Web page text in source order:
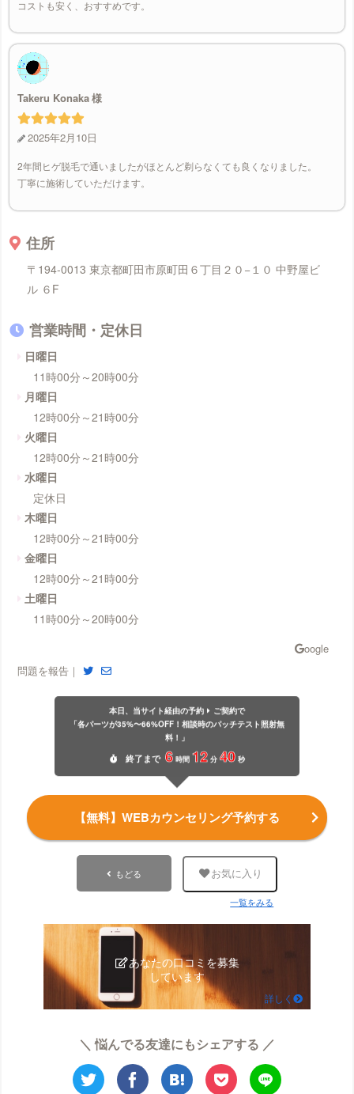
コストも安く、おすすめです。
Takeru Konaka
2025年2月10日
2年間ヒゲ脱毛で通いましたがほとんど剃らなくても良くなりました。
丁寧に施術していただけます。
住所
〒194-0013 東京都町田市原町田６丁目２０−１０ 中野屋ビ
ル ６F
営業時間・定休日
日曜日
11時00分～20時00分
月曜日
12時00分～21時00分
火曜日
12時00分～21時00分
水曜日
定休日
木曜日
12時00分～21時00分
金曜日
12時00分～21時00分
土曜日
11時00分～20時00分
問題を報告｜
本日、当サイト経由の予約
ご契約で
「各パーツが35%〜66%OFF！相談時のパッチテスト照射無
料！」
終了 まで 6 時間 12 分 39 秒
【無料】WEBカウンセリング予約する
もどる お気に入り
一覧をみる
あなたの口コミを募集
しています
詳しく
＼ 悩んでる友達にもシェアする ／